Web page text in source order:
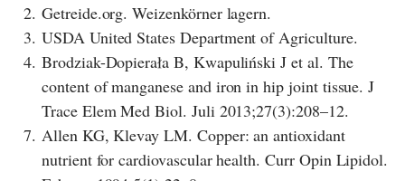
2. Getreide.org. Weizenkörner lagern.
3. USDA United States Department of Agriculture.
4. Brodziak-Dopierała B, Kwapuliński J et al. The
content of manganese and iron in hip joint tissue. J
Trace Elem Med Biol. Juli 2013;27(3):208–12.
7. Allen KG, Klevay LM. Copper: an antioxidant
nutrient for cardiovascular health. Curr Opin Lipidol.